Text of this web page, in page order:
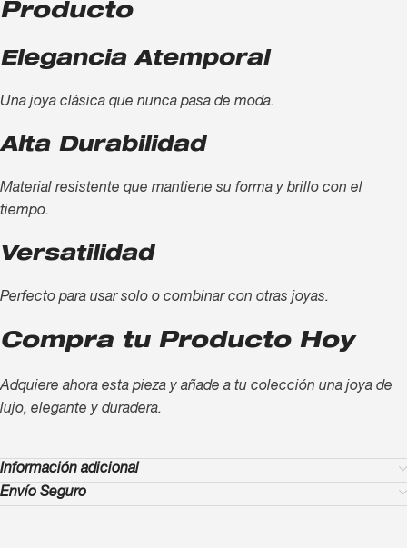
Producto
Elegancia Atemporal
Una joya clásica que nunca pasa de moda.
Alta Durabilidad
Material resistente que mantiene su forma y brillo con el
tiempo.
Versatilidad
Perfecto para usar solo o combinar con otras joyas.
Compra tu Producto Hoy
Adquiere ahora esta pieza y añade a tu colección una joya de
lujo, elegante y duradera.
Información adicional
Envío Seguro